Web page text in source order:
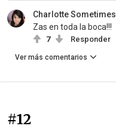
Charlotte Sometimes
Zas en toda la boca!!!
7 Responder
Ver más comentarios
#12